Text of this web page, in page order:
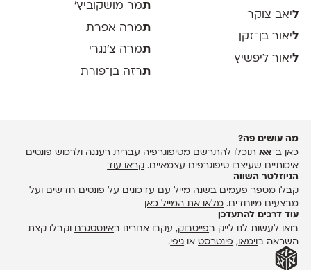
ליאב צוקר
ליאור בן־זקן
ליאור ליפשיץ
תמר מושקוביץ'
תמרה אפרת
תמרה צ׳נגרי
תרזה בן־פורת
מה עושים פה?
כאן ב־אאאתוכלו להתרשם מטיפוגרפיה עברית רעננה ולרכוש פונטים
איכותיים שעיצבו טיפוגרפים עצמאיים. קראו עוד
הניוזלטר השווה
קבלו מספר פעמים בשנה מייל עם עדכונים על פונטים חדשים ועל
מבצעים מיוחדים. מלאו את המייל כאן
עוד דרכים להתעדכן
בואו לעשות לנו לייק בפייסבוק, עקבו אחרינו באינסטגרם
וקבלו קצת
השראה בוימאו , פינטרסטאו גיפי.